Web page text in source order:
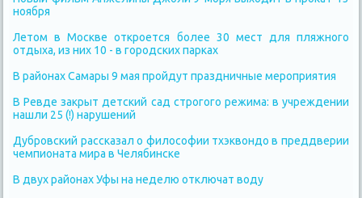
ноября
Летом в Москве откроется более 30 мест для пляжного
отдыха, из них 10 - в городских парках
В районах Самары 9 мая пройдут праздничные мероприятия
В Ревде закрыт детский сад строгого режима: в учреждении
нашли 25 (!) нарушений
Дубровский рассказал о философии тхэквондо в преддверии
чемпионата мира в Челябинске
В двух районах Уфы на неделю отключат воду